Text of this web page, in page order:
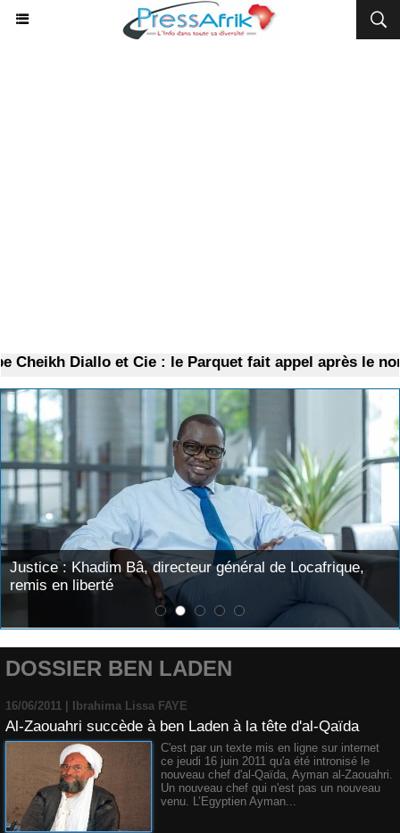
Diallo et Cie : le Parquet fait appel après le non-
Justice : Khadim Bâ, directeur général de Locafrique,
remis en liberté
DOSSIER BEN LADEN
16/06/2011 | Ibrahima Lissa FAYE
Al-Zaouahri succède à ben Laden à la tête d'al-Qaïda
C'est par un texte mis en ligne sur internet
ce jeudi 16 juin 2011 qu'a été intronisé le
nouveau chef d'al-Qaïda, Ayman al-Zaouahri.
Un nouveau chef qui n'est pas un nouveau
venu. L’Egyptien Ayman...